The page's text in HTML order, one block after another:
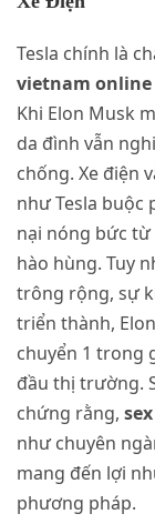
Tesla chính là
vietnam online
Khi Elon Musk
da đình vẫn
chống. Xe điện
như Tesla buộc
nại nóng bức
hào hùng. Tuy
trông rộng, sự
triển thành,
chuyển 1 trong
đầu thị trường.
chứng rằng,
như chuyên
mang đến lợi
phương pháp.